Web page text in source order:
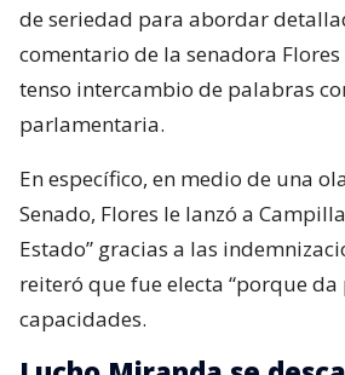
de seriedad para abordar
comentario de la senadora
tenso intercambio de palabras
parlamentaria.
En específico, en medio de una
Senado, Flores le lanzó a
Estado” gracias a las
reiteró que fue electa “porque da
capacidades.